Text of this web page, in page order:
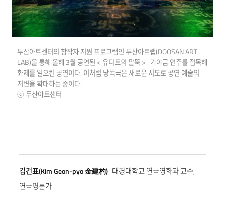
두산아트센터의 창작자 지원 프로그램인 두산아트랩(DOOSAN ART
LAB)을 통해 올해 3월 공연된 < 유디트의 팔뚝 > . 가야금 연주를 접목해
화제를 일으킨 공연이다. 이처럼 낭독극은 새로운 시도로 공연 예술의
저변을 확대하는 중이다.
ⓒ 두산아트센터
김건표(Kim Geon-pyo 金建杓) 대경대학교 연극영화과 교수,
연극평론가